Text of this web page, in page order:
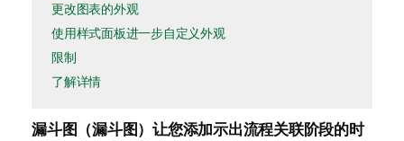
更改图表的外观
使用样式面板进一步自定义外观
限制
了解详情
漏斗图（漏斗图）让您添加示出流程关联阶段的时